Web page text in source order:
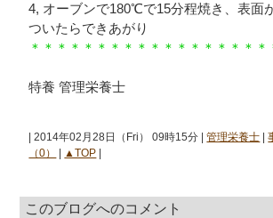
4, オーブンで180℃で15分程焼き、表面
ついたらできあがり
＊＊＊＊＊＊＊＊＊＊＊＊＊＊＊＊＊＊
特養 管理栄養士
| 2014年02月28日（Fri） 09時15分 |管理栄養士 |
（0）
▲TOP
このブログへのコメント